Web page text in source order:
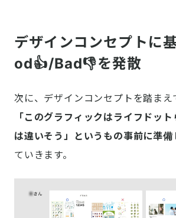
デザインコンセプトに
od👍/Bad👎を発散
次に、デザインコンセプトを踏まえ
「このグラフィックはライフドッ
は違いそう」というもの事前に準備
ていきます。